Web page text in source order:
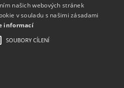
PODPOŘTE NÁS
NEWSLETTER
UDÁLOSTÍ WMČR
našich webových stránek
v souladu s našimi zásadami
informací
SOUBORY CÍLENÍ